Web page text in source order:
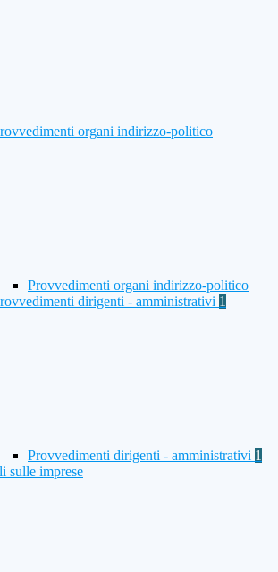
organi indirizzo-politico
Provvedimenti organi indirizzo-politico
dirigenti - amministrativi 1
Provvedimenti dirigenti - amministrativi 1
sulle imprese